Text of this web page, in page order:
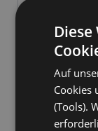
Features
Auf
Cookies
(Tools).